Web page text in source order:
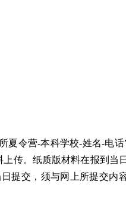
夏令营-本科学校-姓名-电话”
上传。纸质版材料在报到当
提交，须与网上所提交内